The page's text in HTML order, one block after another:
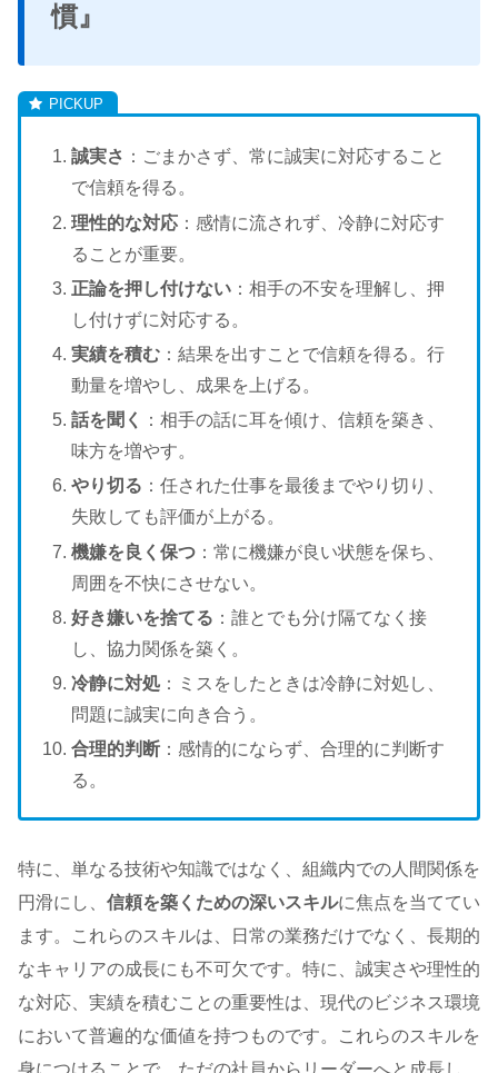
慣』
誠実さ ：ごまかさず、常に誠実に対応すること
で信頼を得る。
理性的な対応 ：感情に流されず、冷静に対応す
ることが重要。
正論を押し付けない ：相手の不安を理解し、押
し付けずに対応する。
実績を積む ：結果を出すことで信頼を得る。行
動量を増やし、成果を上げる。
話を聞く
：相手の話に耳を傾け、信頼を築き、
味方を増やす。
やり切る ：任された仕事を最後までやり切り、
失敗しても評価が上がる。
機嫌を良く保つ ：常に機嫌が良い状態を保ち、
周囲を不快にさせない。
好き嫌いを捨てる ：誰とでも分け隔てなく接
し、協力関係を築く。
冷静に対処 ：ミスをしたときは冷静に対処し、
問題に誠実に向き合う。
合理的判断 ：感情的にならず、合理的に判断す
る。
特に、単なる技術や知識ではなく、組織内での人間関係を
円滑にし、 信頼を築くための深いスキルに焦点を当ててい
ます。これらのスキルは、日常の業務だけでなく、長期的
なキャリアの成長にも不可欠です。特に、誠実さや理性的
な対応、実績を積むことの重要性は、現代のビジネス環境
において普遍的な価値を持つものです。これらのスキルを